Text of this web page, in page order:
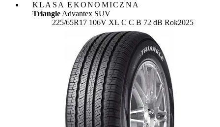
KLASA EKONOMICZNA
Triangle Advantex SUV
225/65R17 106V XL Etykieta:
C C B 72 dB Rok2025